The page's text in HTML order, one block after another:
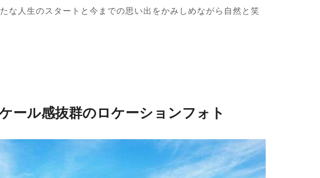
な人生のスタートと今までの思い出をかみしめながら自然と笑
ール感抜群のロケーションフォト